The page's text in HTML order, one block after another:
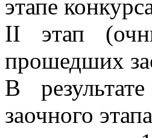
этапе
II этап
прошедших
В
заочного